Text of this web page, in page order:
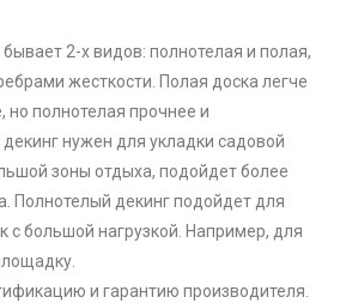
2-х видов: полнотелая и полая,
жесткости. Полая доска легче
полнотелая прочнее и
нужен для укладки садовой
зоны отдыха, подойдет более
Полнотелый декинг подойдет для
большой нагрузкой. Например, для
и гарантию производителя.